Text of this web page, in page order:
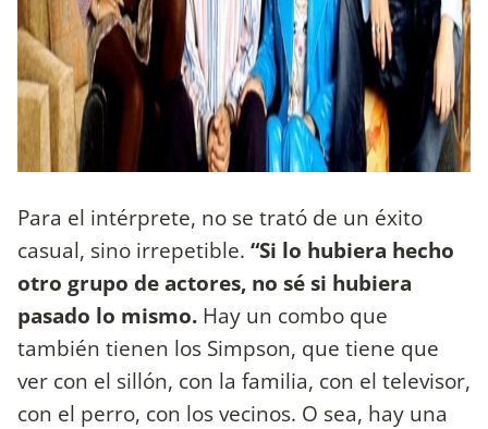
Para el intérprete, no se trató de un éxito
casual, sino irrepetible. “Si lo hubiera hecho
otro grupo de actores, no sé si hubiera
pasado lo mismo. Hay un combo que
también tienen los Simpson, que tiene que
ver con el sillón, con la familia, con el televisor,
con el perro, con los vecinos. O sea, hay una